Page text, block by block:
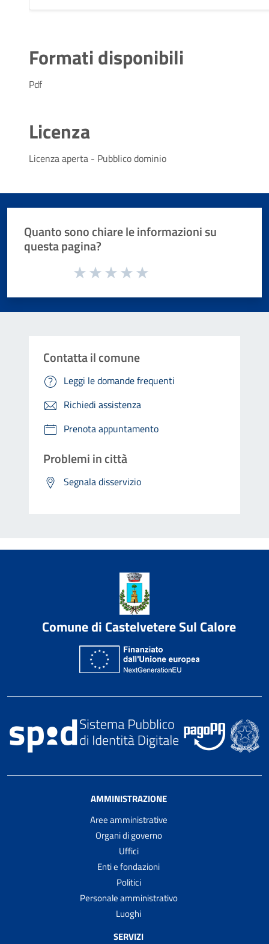
Formati disponibili
Pdf
Licenza
Licenza aperta - Pubblico dominio
Quanto sono chiare le informazioni su
questa pagina?
Valuta da 1 a 5 stelle la pagina
Contatta il comune
Leggi le domande frequenti
Richiedi assistenza
Prenota appuntamento
Problemi in città
Segnala disservizio
Comune di Castelvetere Sul Calore
AMMINISTRAZIONE
Aree amministrative
Organi di governo
Uffici
Enti e fondazioni
Politici
Personale amministrativo
Luoghi
SERVIZI